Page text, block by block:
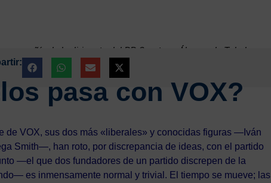
de la dirigente del PP Cayetana Álvarez de Toledo
pasa con VOX?
de VOX, sus dos más «liberales» y conocidas figuras —Iván
Smith—, han roto, por discrepancia de ideas, con el partido
—el que dos fundadores de un partido discrepen de la
es inmensamente normal y trivial. El tiempo se mueve; las